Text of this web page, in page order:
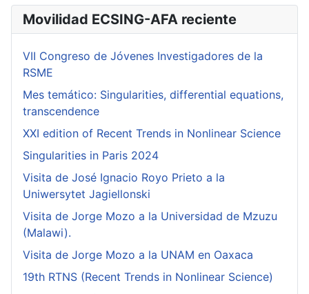
Movilidad ECSING-AFA reciente
VII Congreso de Jóvenes Investigadores de la
RSME
Mes temático: Singularities, differential equations,
transcendence
XXI edition of Recent Trends in Nonlinear Science
Singularities in Paris 2024
Visita de José Ignacio Royo Prieto a la
Uniwersytet Jagiellonski
Visita de Jorge Mozo a la Universidad de Mzuzu
(Malawi).
Visita de Jorge Mozo a la UNAM en Oaxaca
19th RTNS (Recent Trends in Nonlinear Science)